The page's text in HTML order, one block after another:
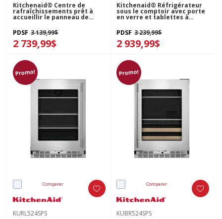
Kitchenaid® Centre de
rafraîchissements prêt à
accueillir le panneau de
recouvrement - 24 po
KUBR524SPA
PDSF 3 139,99$
2 739,99$
Kitchenaid® Réfrigérateur
sous le comptoir avec porte
en verre et tablettes à
KURR524SPS
PDSF 3 239,99$
2 939,99$
Promo!
Comparer
KURL524SPS
Promo!
Comparer
KUBR524SPS